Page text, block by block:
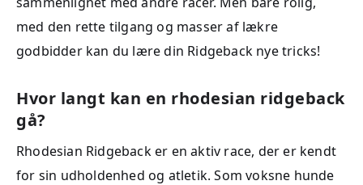
med den rette tilgang og masser af lækre
godbidder kan du lære din Ridgeback nye tricks!
Hvor langt kan en rhodesian ridgeback
gå?
Rhodesian Ridgeback er en aktiv race, der er kendt
for sin udholdenhed og atletik. Som voksne hunde